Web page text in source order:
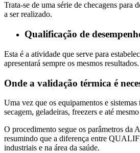
Trata-se de uma série de checagens para
a ser realizado.
Qualificação de
Esta é a atividade que serve para
apresentará sempre os mesmos
Onde a validação térmica é
Uma vez que os equipamentos e
secagem, geladeiras, freezers e até
O procedimento segue os parâmetros
resumindo que a diferença entre
industriais e na área da saúde.